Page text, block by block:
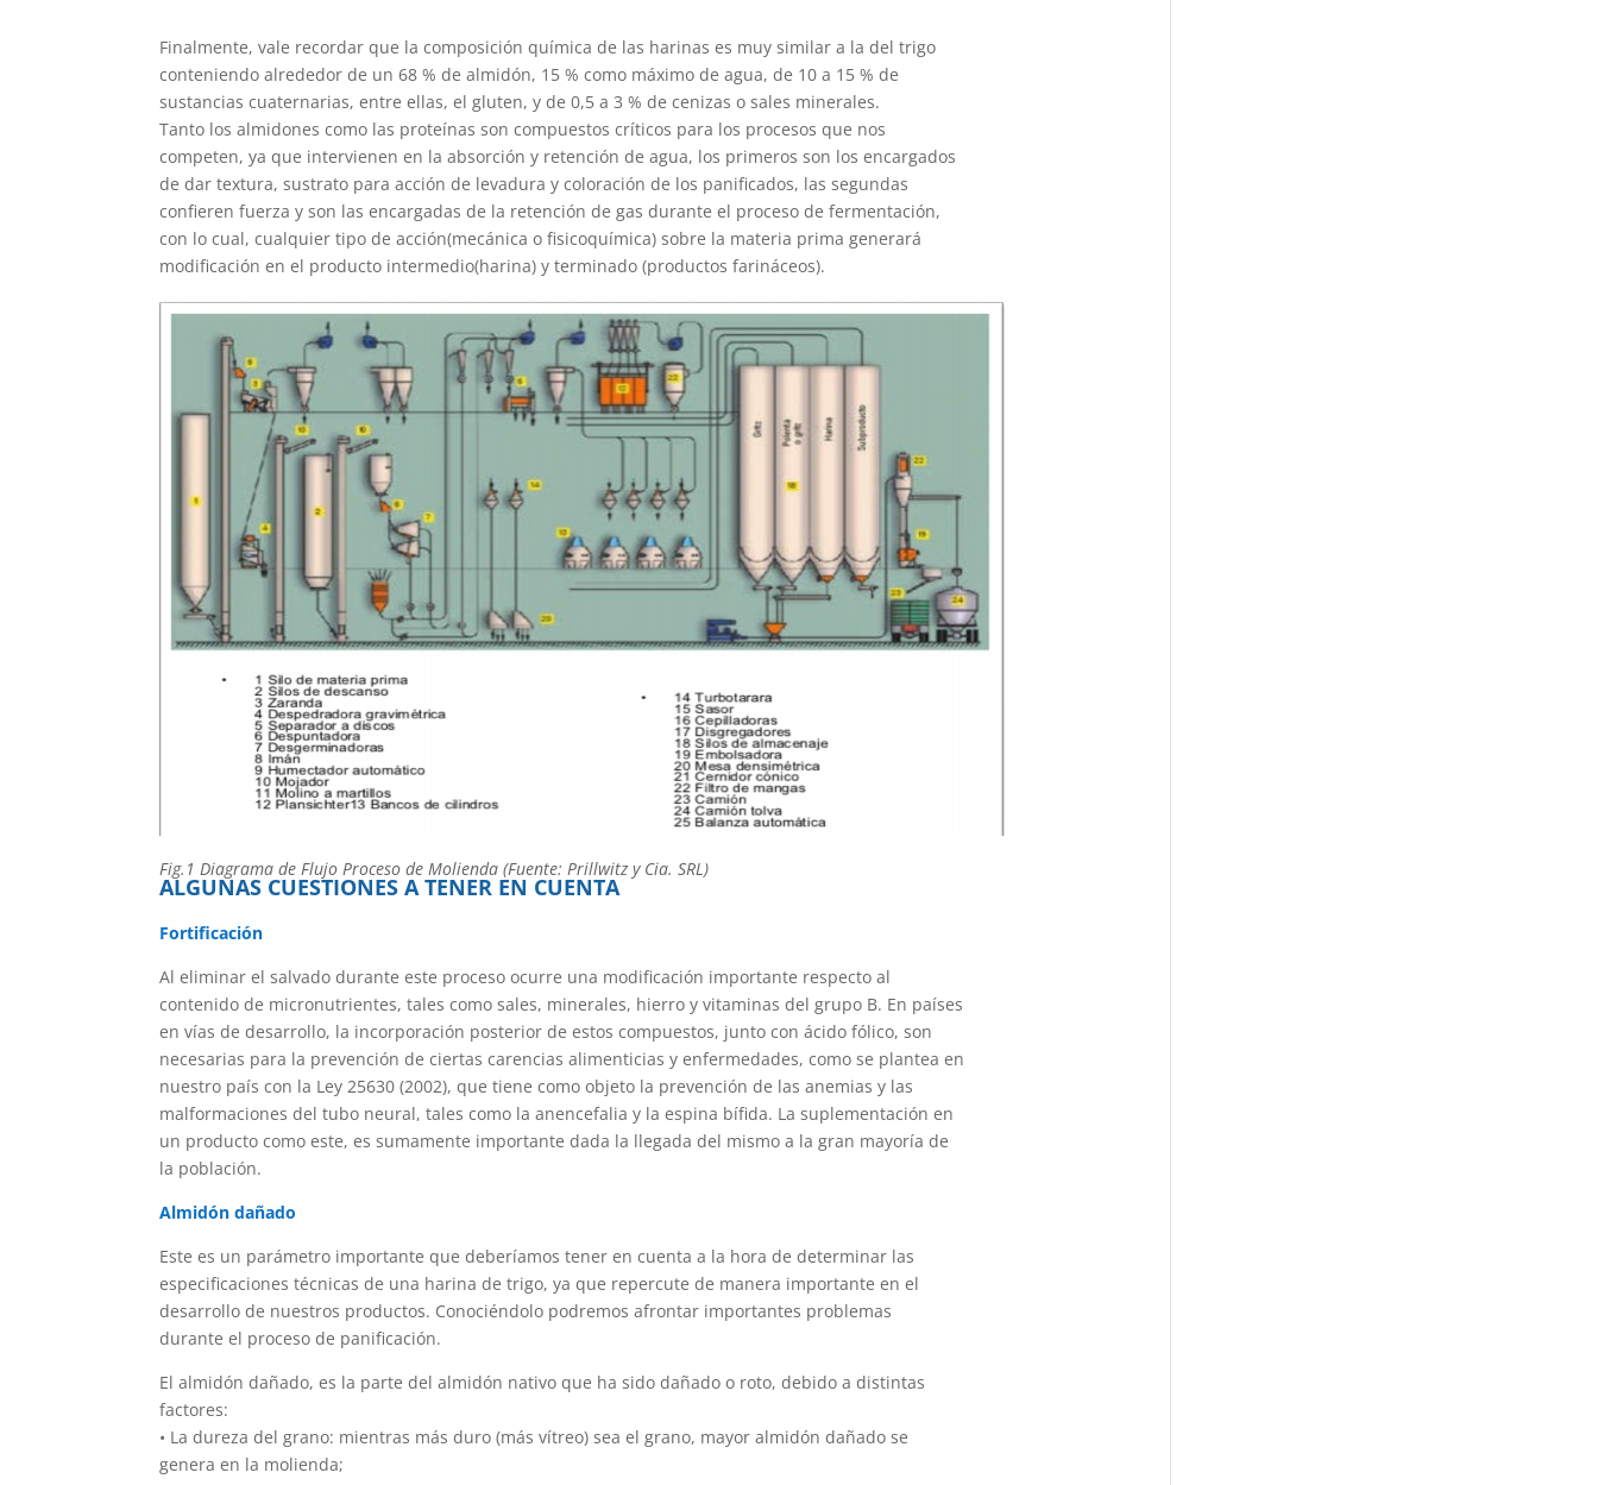
Finalmente, vale recordar que la composición química de las harinas es muy similar a la del trigo
conteniendo alrededor de un 68 % de almidón, 15 % como máximo de agua, de 10 a 15 % de
sustancias cuaternarias, entre ellas, el gluten, y de 0,5 a 3 % de cenizas o sales minerales.
Tanto los almidones como las proteínas son compuestos críticos para los procesos que nos
competen, ya que intervienen en la absorción y retención de agua, los primeros son los encargados
de dar textura, sustrato para acción de levadura y coloración de los panificados, las segundas
confieren fuerza y son las encargadas de la retención de gas durante el proceso de fermentación,
con lo cual, cualquier tipo de acción(mecánica o fisicoquímica) sobre la materia prima generará
modificación en el producto intermedio(harina) y terminado (productos farináceos).
Fig.1 Diagrama de Flujo Proceso de Molienda (Fuente: Prillwitz y Cia. SRL)
ALGUNAS CUESTIONES A TENER EN CUENTA
Fortificación
Al eliminar el salvado durante este proceso ocurre una modificación importante respecto al
contenido de micronutrientes, tales como sales, minerales, hierro y vitaminas del grupo B. En países
en vías de desarrollo, la incorporación posterior de estos compuestos, junto con ácido fólico, son
necesarias para la prevención de ciertas carencias alimenticias y enfermedades, como se plantea en
nuestro país con la Ley 25630 (2002), que tiene como objeto la prevención de las anemias y las
malformaciones del tubo neural, tales como la anencefalia y la espina bífida. La suplementación en
un producto como este, es sumamente importante dada la llegada del mismo a la gran mayoría de
la población.
Almidón dañado
Este es un parámetro importante que deberíamos tener en cuenta a la hora de determinar las
especificaciones técnicas de una harina de trigo, ya que repercute de manera importante en el
desarrollo de nuestros productos. Conociéndolo podremos afrontar importantes problemas
durante el proceso de panificación.
El almidón dañado, es la parte del almidón nativo que ha sido dañado o roto, debido a distintas
factores:
• La dureza del grano: mientras más duro (más vítreo) sea el grano, mayor almidón dañado se
genera en la molienda;